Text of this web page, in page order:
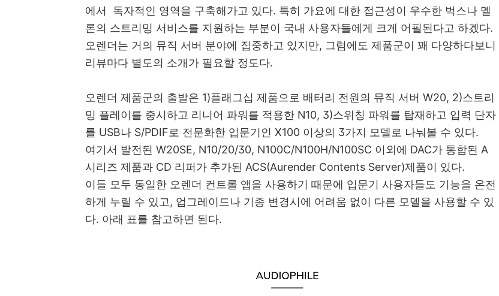
에서 독자적인 영역을 구축해가고 있다. 특히 가요에 대한 접근성이 우수한 벅스나 멜
론의 스트리밍 서비스를 지원하는 부분이 국내 사용자들에게 크게 어필된다고 하겠다.
오렌더는 거의 뮤직 서버 분야에 집중하고 있지만, 그럼에도 제품군이 꽤 다양하다보니
리뷰마다 별도의 소개가 필요할 정도다.
오렌더 제품군의 출발은 1)플래그십 제품으로 배터리 전원의 뮤직 서버 W20, 2)스트리
밍 플레이를 중시하고 리니어 파워를 적용한 N10, 3)스위칭 파워를 탑재하고 입력 단자
를 USB나 S/PDIF로 전문화한 입문기인 X100 이상의 3가지 모델로 나눠볼 수 있다.
여기서 발전된 W20SE, N10/20/30, N100C/N100H/N100SC 이외에 DAC가 통합된 A
시리즈 제품과 CD 리퍼가 추가된 ACS(Aurender Contents Server)제품이 있다.
이들 모두 동일한 오렌더 컨트롤 앱을 사용하기 때문에 입문기 사용자들도 기능을 온전
하게 누릴 수 있고, 업그레이드나 기종 변경시에 어려움 없이 다른 모델을 사용할 수 있
다. 아래 표를 참고하면 된다.